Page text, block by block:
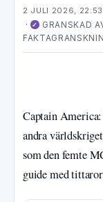
2 JULI 2026, 22:53
· ✓ GRANSKAD
Captain
andra
som den femte
guide med